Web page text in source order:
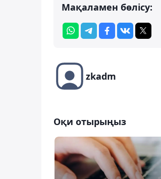
Мақаламен бөлісу:
zkadm
Оқи отырыңыз